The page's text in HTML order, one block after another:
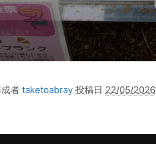
者 taketoabray 投稿日 22/05/2026